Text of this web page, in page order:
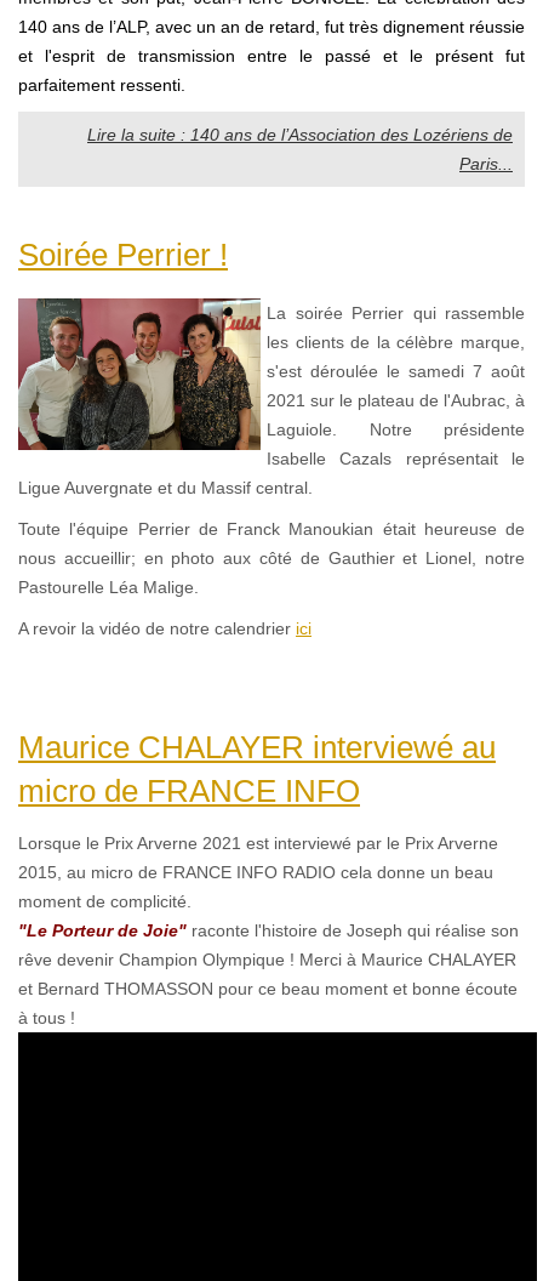
140 ans de l’ALP, avec un an de retard, fut très dignement réussie
et l'esprit de transmission entre le passé et le présent fut
parfaitement ressenti.
Lire la suite : 140 ans de l’Association des Lozériens de
Paris...
Soirée Perrier !
La soirée Perrier qui rassemble
les clients de la célèbre marque,
s'est déroulée le samedi 7 août
2021 sur le plateau de l'Aubrac, à
Laguiole. Notre présidente
Isabelle Cazals représentait le
Ligue Auvergnate et du Massif central.
Toute l'équipe Perrier de Franck Manoukian était heureuse de
nous accueillir; en photo aux côté de Gauthier et Lionel, notre
Pastourelle Léa Malige.
A revoir la vidéo de notre calendrier ici
Maurice CHALAYER interviewé au
micro de FRANCE ​INFO
Lorsque le Prix Arverne 2021 est interviewé par le Prix Arverne
2015, au micro de FRANCE ​INFO RADIO cela donne un beau
moment de complicité.
"Le Porteur de Joie" raconte l'histoire de Joseph qui réalise son
rêve devenir Champion Olympique ! Merci à Maurice CHALAYER
et Bernard THOMASSON pour ce beau moment et bonne écoute
à tous !